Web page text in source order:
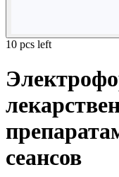
10 pcs left
сеансов